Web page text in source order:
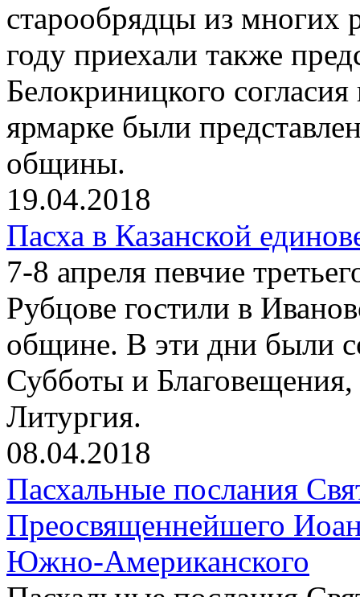
старообрядцы из
году приехали также
Белокриницкого
ярмарке были
общины.
19.04.2018
Пасха в Казанской
7-8 апреля певчие
Рубцове гостили в
общине. В эти дни были
Субботы и Благовещения,
Литургия.
08.04.2018
Пасхальные послания
Преосвященнейшего
Южно-Американского